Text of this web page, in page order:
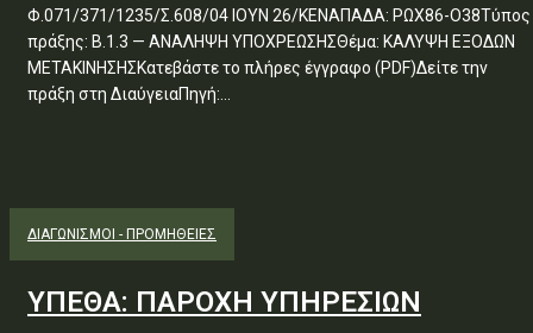
Φ.071/371/1235/Σ.608/04 ΙΟΥΝ 26/ΚΕΝΑΠΑΔΑ: ΡΩΧ86-Ο38Τύπος
πράξης: Β.1.3 — ΑΝΑΛΗΨΗ ΥΠΟΧΡΕΩΣΗΣΘέμα: ΚΑΛΥΨΗ ΕΞΟΔΩΝ
ΜΕΤΑΚΙΝΗΣΗΣΚατεβάστε το πλήρες έγγραφο (PDF)Δείτε την
πράξη στη ΔιαύγειαΠηγή:...
ΔΙΑΓΩΝΙΣΜΟΊ - ΠΡΟΜΉΘΕΙΕΣ
ΥΠΕΘΑ: ΠΑΡΟΧΗ ΥΠΗΡΕΣΙΩΝ